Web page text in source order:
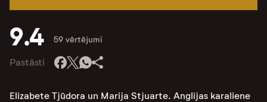
9.4 59 vērtējumi
Pastāsti
Elizabete Tjūdora un Marija Stjuarte. Anglijas karaliene